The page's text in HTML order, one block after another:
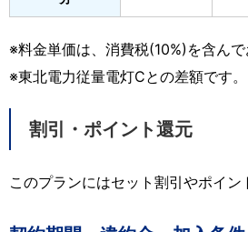
※料金単価は、消費税(10%)を含んで
※東北電力従量電灯Cとの差額です。
割引・ポイント還元
このプランにはセット割引やポイン